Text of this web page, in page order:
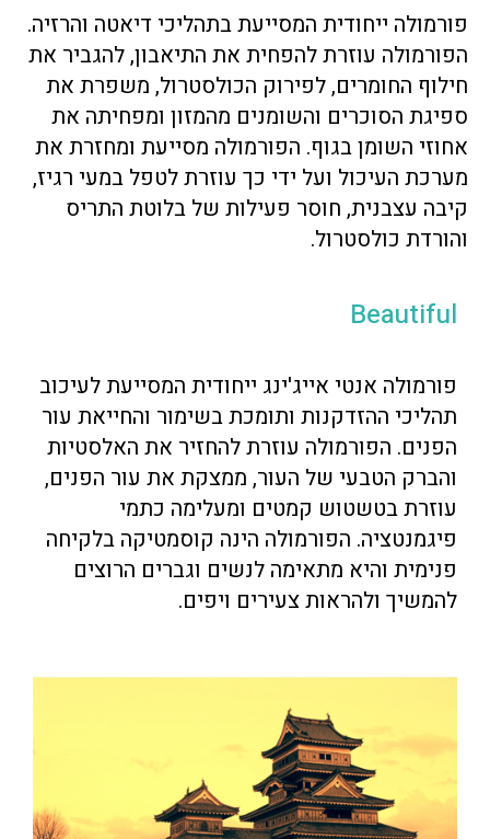
פורמולה ייחודית המסייעת בתהליכי דיאטה והרזיה.
הפורמולה עוזרת להפחית את התיאבון, להגביר את
חילוף החומרים, לפירוק הכולסטרול, משפרת את
ספיגת הסוכרים והשומנים מהמזון ומפחיתה את
אחוזי השומן בגוף. הפורמולה מסייעת ומחזרת את
מערכת העיכול ועל ידי כך עוזרת לטפל במעי רגיז,
קיבה עצבנית, חוסר פעילות של בלוטת התריס
והורדת כולסטרול.
Beautiful
פורמולה אנטי אייג'ינג ייחודית המסייעת לעיכוב
תהליכי ההזדקנות ותומכת בשימור והחייאת עור
הפנים. הפורמולה עוזרת להחזיר את האלסטיות
והברק הטבעי של העור, ממצקת את עור הפנים,
עוזרת בטשטוש קמטים ומעלימה כתמי
פיגמנטציה. הפורמולה הינה קוסמטיקה בלקיחה
פנימית והיא מתאימה לנשים וגברים הרוצים
להמשיך ולהראות צעירים ויפים.